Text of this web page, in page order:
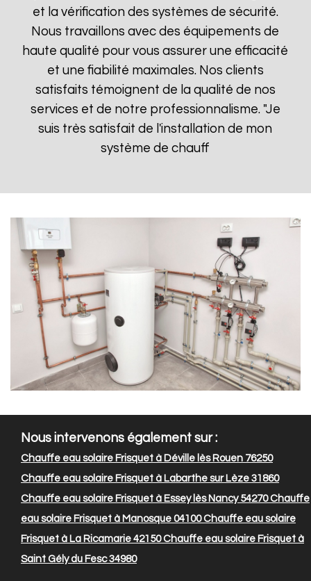
et la vérification des systèmes de sécurité.
Nous travaillons avec des équipements de
haute qualité pour vous assurer une efficacité
et une fiabilité maximales. Nos clients
satisfaits témoignent de la qualité de nos
services et de notre professionnalisme. "Je
suis très satisfait de l'installation de mon
système de chauff
Nous intervenons également sur :
Chauffe eau solaire Frisquet à Déville lès Rouen 76250
Chauffe eau solaire Frisquet à Labarthe sur Lèze 31860
Chauffe eau solaire Frisquet à Essey lès Nancy 54270Chauffe
eau solaire Frisquet à Manosque 04100Chauffe eau solaire
Frisquet à La Ricamarie 42150Chauffe eau solaire Frisquet à
Saint Gély du Fesc 34980